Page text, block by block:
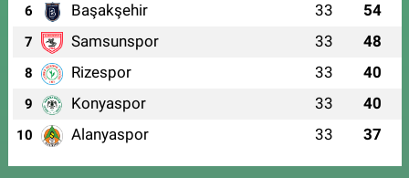
6 Başakşehir 33 54
7 Samsunspor 33 48
8 Rizespor 33 40
9 Konyaspor 33 40
10 Alanyaspor 33 37